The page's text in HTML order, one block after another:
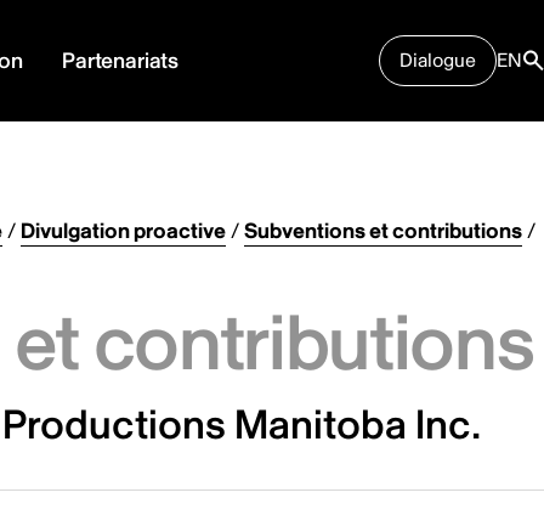
Partenariats Dialogue EN
/ Divulgation proactive/Subventions et contributions/
contributions
Manitoba Inc.